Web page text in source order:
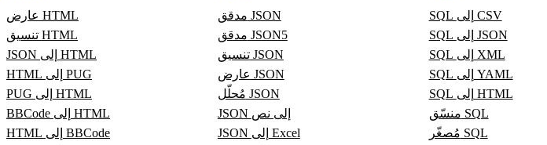
عارض HTML
تنسيق HTML
JSON إلى HTML
HTML إلى PUG
PUG إلى HTML
BBCode إلى HTML
HTML إلى BBCode
مدقق JSON
مدقق JSON5
تنسيق JSON
عارض JSON
مُحلّل JSON
JSON إلى نص
JSON إلى Excel
SQL إلى CSV
SQL إلى JSON
SQL إلى XML
SQL إلى YAML
SQL إلى HTML
منسّق SQL
مُصغّر SQL